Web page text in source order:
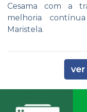
Cesama com a
melhoria
Maristela.